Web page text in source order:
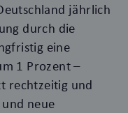
jährlich
durch die
eine
1 Prozent –
rechtzeitig und
neue